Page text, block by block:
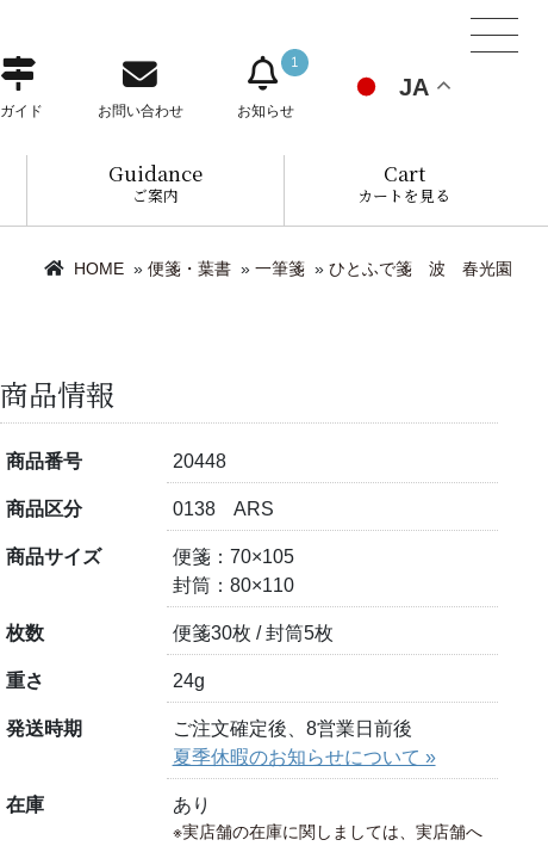
ガイド お問い合わせ
1
お知らせ
JA
Guidance
ご案内
Cart
カートを見る
HOME » 便箋・葉書 » 一筆箋 » ひとふで箋 波 春光園
商品情報
商品番号 20448
商品区分 0138 ARS
商品サイズ
便箋：70×105
封筒：80×110
枚数 便箋30枚 / 封筒5枚
重さ 24g
発送時期
ご注文確定後、8営業日前後
夏季休暇のお知らせについて »
在庫 あり
※実店舗の在庫に関しましては、実店舗へ